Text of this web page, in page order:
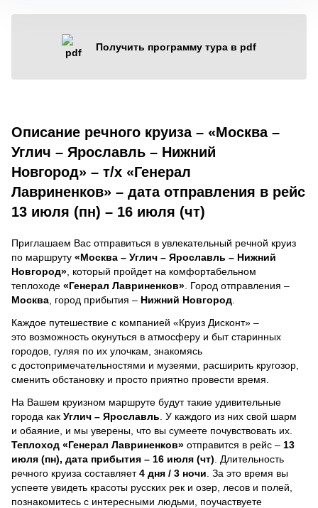
Получить программу тура в pdf
Описание речного круиза – «Москва –
Углич – Ярославль – Нижний
Новгород» – т/х «Генерал
Лавриненков» – дата отправления в рейс
13 июля (пн) – 16 июля (чт)
Приглашаем Вас отправиться в увлекательный речной круиз
по маршруту «Москва – Углич – Ярославль – Нижний
Новгород» , который пройдет на комфортабельном
теплоходе «Генерал Лавриненков» . Город отправления –
Москва , город прибытия – Нижний Новгород
Каждое путешествие с компанией «Круиз Дисконт» –
это возможность окунуться в атмосферу и быт старинных
городов, гуляя по их улочкам, знакомясь
с достопримечательностями и музеями, расширить кругозор,
сменить обстановку и просто приятно провести время.
На Вашем круизном маршруте будут такие удивительные
города как Углич – Ярославль . У каждого из них свой шарм
и обаяние, и мы уверены, что вы сумеете почувствовать их.
Теплоход «Генерал Лавриненков» отправится в рейс – 13
июля (пн), дата прибытия – 16 июля (чт) . Длительность
речного круиза составляет4 дня / 3 ночи За это время вы
успеете увидеть красоты русских рек и озер, лесов и полей,
познакомитесь с интересными людьми, поучаствуете